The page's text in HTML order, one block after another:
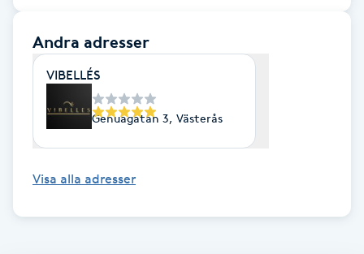
IPL
IPL hårborttagning
IR-massage
Andra adresser
VIBELLÉS
Genuagatan 3, Västerås
Visa alla adresser